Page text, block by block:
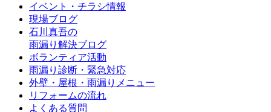
イベント・チラシ情報
現場ブログ
石川真吾の
雨漏り解決ブログ
ボランティア活動
雨漏り診断・緊急対応
外壁・屋根・雨漏りメニュー
リフォームの流れ
よくある質問